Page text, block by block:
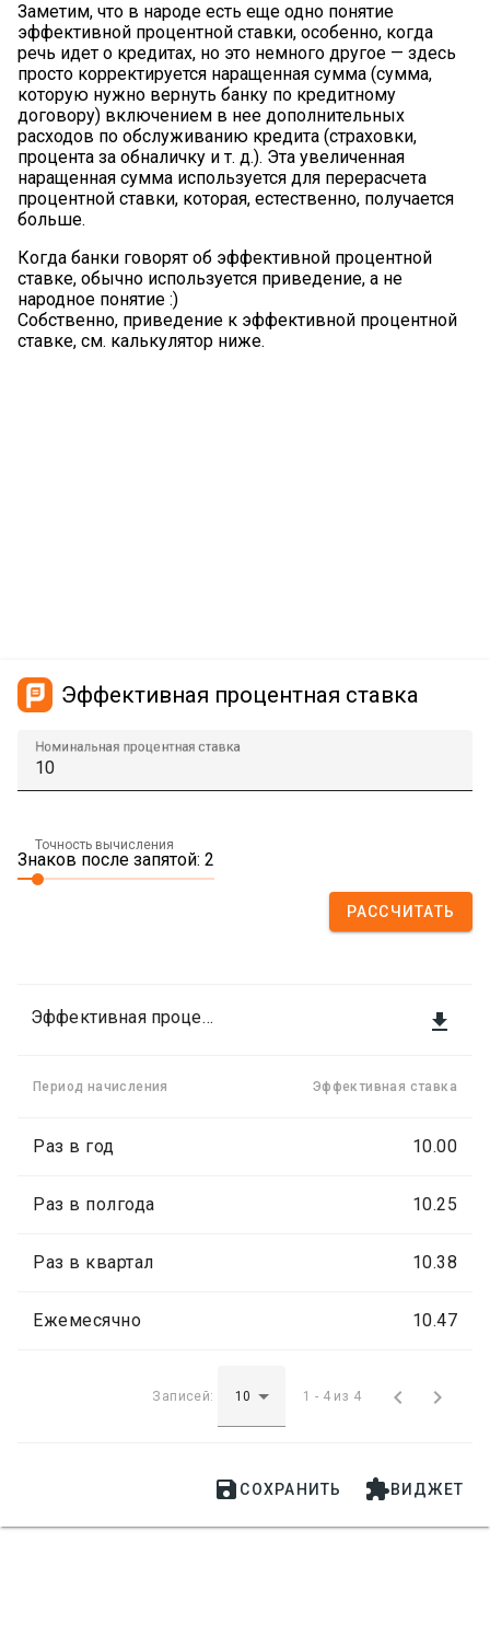
Заметим, что в народе есть еще одно понятие
эффективной процентной ставки, особенно, когда
речь идет о кредитах, но это немного другое — здесь
просто корректируется наращенная сумма (сумма,
которую нужно вернуть банку по кредитному
договору) включением в нее дополнительных
расходов по обслуживанию кредита (страховки,
процента за обналичку и т. д.). Эта увеличенная
наращенная сумма используется для перерасчета
процентной ставки, которая, естественно, получается
больше.
Когда банки говорят об эффективной процентной
ставке, обычно используется приведение, а не
народное понятие :)
Собственно, приведение к эффективной процентной
ставке, см. калькулятор ниже.
Эффективная процентная ставка
Номинальная процентная ставка
Точность вычисления
Знаков после запятой: 2
РАССЧИТАТЬ

Эффективная процентная ставка
Период начисления Эффективная ставка
Раз в год 10.00
Раз в полгода 10.25
Раз в квартал 10.38
Ежемесячно 10.47
Записей: 1 - 4 из 4  
 СОХРАНИТЬ ВИДЖЕТ